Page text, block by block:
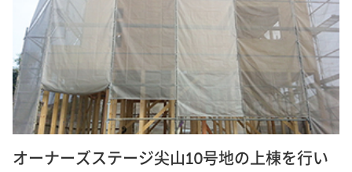
オーナーズステージ尖山10号地の上棟を行い